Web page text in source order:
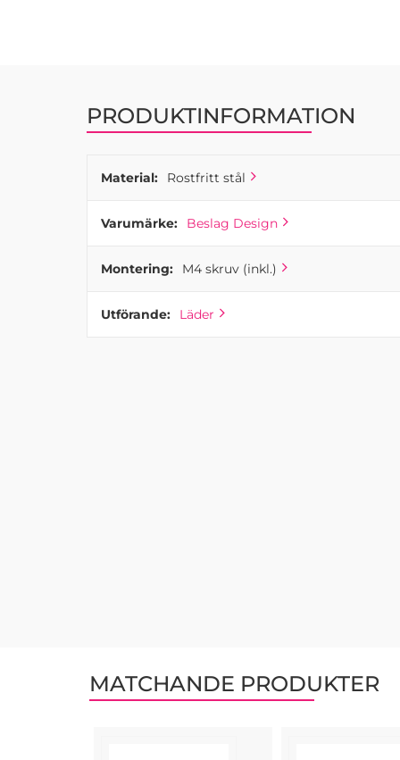
PRODUKTINFORMATION
Material: Rostfritt stål
Varumärke: Beslag Design
Montering: M4 skruv (inkl.)
Utförande: Läder
MATCHANDE PRODUKTER